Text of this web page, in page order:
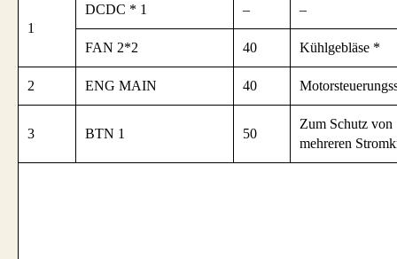
1
DCDC * 1 – –
FAN 2*2 40 Kühlgebläse *
2 ENG MAIN 40
3 BTN 1 50
Zum Schutz von
mehreren